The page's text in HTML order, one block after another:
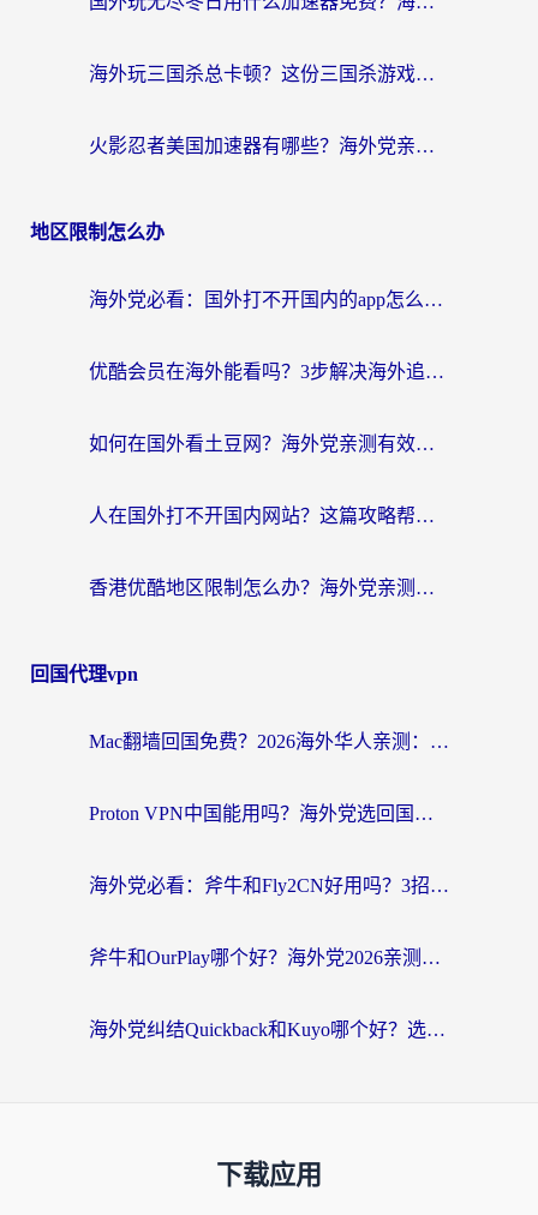
海外玩三国杀总卡顿？这份三国杀游戏加速器指南帮你告别延迟烦恼
火影忍者美国加速器有哪些？海外党亲测的国服游戏加速全攻略（含菲律宾玩三国之刃守望黎明技巧）
地区限制怎么办
海外党必看：国外打不开国内的app怎么办？3步解决你的乡愁
优酷会员在海外能看吗？3步解决海外追剧难题，附实测好用加速器推荐
如何在国外看土豆网？海外党亲测有效的追剧加速器选择指南
人在国外打不开国内网站？这篇攻略帮你无缝解锁国内资源（附交管12123使用技巧）
香港优酷地区限制怎么办？海外党亲测有效的追剧解决方案
回国代理vpn
Mac翻墙回国免费？2026海外华人亲测：从CCTV5直播到国内APP，这样选加速器才靠谱
Proton VPN中国能用吗？海外党选回国加速器的避坑指南（附番茄加速器实测）
海外党必看：斧牛和Fly2CN好用吗？3招教你选对回国加速器（附免费试用攻略）
斧牛和OurPlay哪个好？海外党2026亲测：选对加速器，国内资源秒加载
海外党纠结Quickback和Kuyo哪个好？选对回国加速器才能无缝刷国内资源
下载应用